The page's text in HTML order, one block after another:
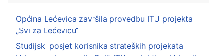
Općina Lećevica završila provedbu ITU projekta
„Svi za Lećevicu“
Studijski posjet korisnika strateških projekata